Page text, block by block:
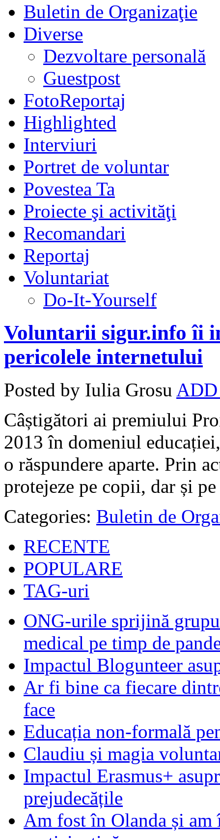
Buletin de Organizaţie
Diverse
Dezvoltare personală
Guestpost
FotoReportaj
Highlighted
Interviuri
Portret de voluntar
Povestea Ta
Proiecte şi activităţi
Recomandari
Reportaj
Voluntariat
Do-It-Yourself
Voluntarii sigur.info îi
pericolele internetului
Posted by Iulia Grosu
Câștigători ai premiului
2013 în domeniul
o răspundere aparte. Prin
protejeze pe copii, dar și
Categories: Buletin de
RECENTE
POPULARE
TAG-uri
ONG-urile sprijină
medical pe timp de
Impactul Blogunteer
Ar fi bine ca fiecare
face
Educația non-formală
Claudiu și magia
Impactul Erasmus+
prejudecățile
Am fost în Olanda și am